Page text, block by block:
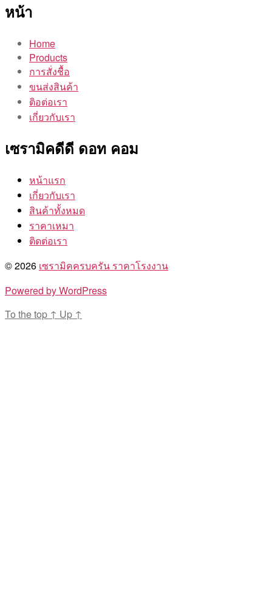
หน้า
Home
Products
การสั่งชื้อ
ขนส่งสินค้า
ติอต่อเรา
เกี่ยวกับเรา
เซรามิคดีดี ดอท คอม
หน้าแรก
เกี่ยวกับเรา
สินค้าทั้งหมด
ราคาเหมา
ติดต่อเรา
© 2026 เซรามิคครบครัน ราคาโรงงาน
Powered by WordPress
To the top ↑ Up ↑